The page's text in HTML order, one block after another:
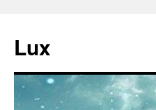
contenido
Lux